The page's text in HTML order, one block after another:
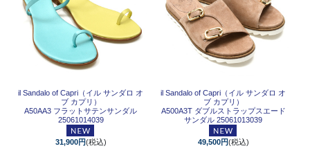
il Sandalo of Capri（イル サンダロ オ
ブ カプリ）
A50AA3 フラットサテンサンダル
25061014039
31,900円(税込)
il Sandalo of Capri（イル サンダロ オ
ブ カプリ）
A500A3T ダブルストラップスエード
サンダル 25061013039
49,500円(税込)